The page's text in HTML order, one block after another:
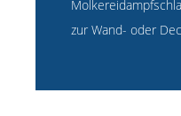
zur Wand- oder